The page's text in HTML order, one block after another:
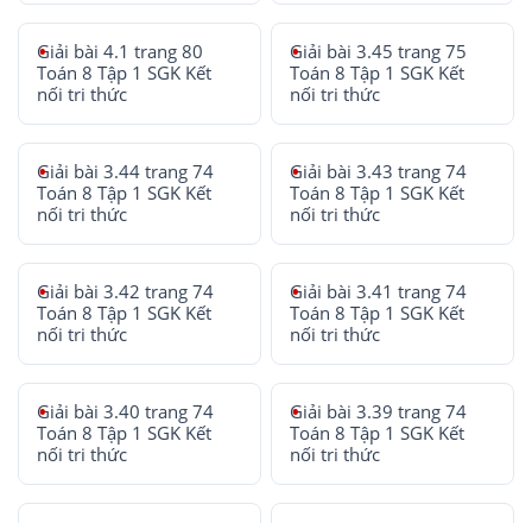
Giải bài 4.1 trang 80
Toán 8 Tập 1 SGK Kết
nối tri thức
Giải bài 3.45 trang 75
Toán 8 Tập 1 SGK Kết
nối tri thức
Giải bài 3.44 trang 74
Toán 8 Tập 1 SGK Kết
nối tri thức
Giải bài 3.43 trang 74
Toán 8 Tập 1 SGK Kết
nối tri thức
Giải bài 3.42 trang 74
Toán 8 Tập 1 SGK Kết
nối tri thức
Giải bài 3.41 trang 74
Toán 8 Tập 1 SGK Kết
nối tri thức
Giải bài 3.40 trang 74
Toán 8 Tập 1 SGK Kết
nối tri thức
Giải bài 3.39 trang 74
Toán 8 Tập 1 SGK Kết
nối tri thức